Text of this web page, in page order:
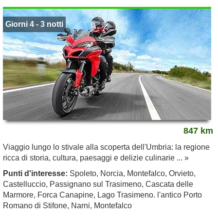
Giorni 4 - 3 notti
847 km
Viaggio lungo lo stivale alla scoperta dell'Umbria: la regione
ricca di storia, cultura, paesaggi e delizie culinarie ... »
Punti d'interesse: Spoleto, Norcia, Montefalco, Orvieto,
Castelluccio, Passignano sul Trasimeno, Cascata delle
Marmore, Forca Canapine, Lago Trasimeno. l'antico Porto
Romano di Stifone, Narni, Montefalco